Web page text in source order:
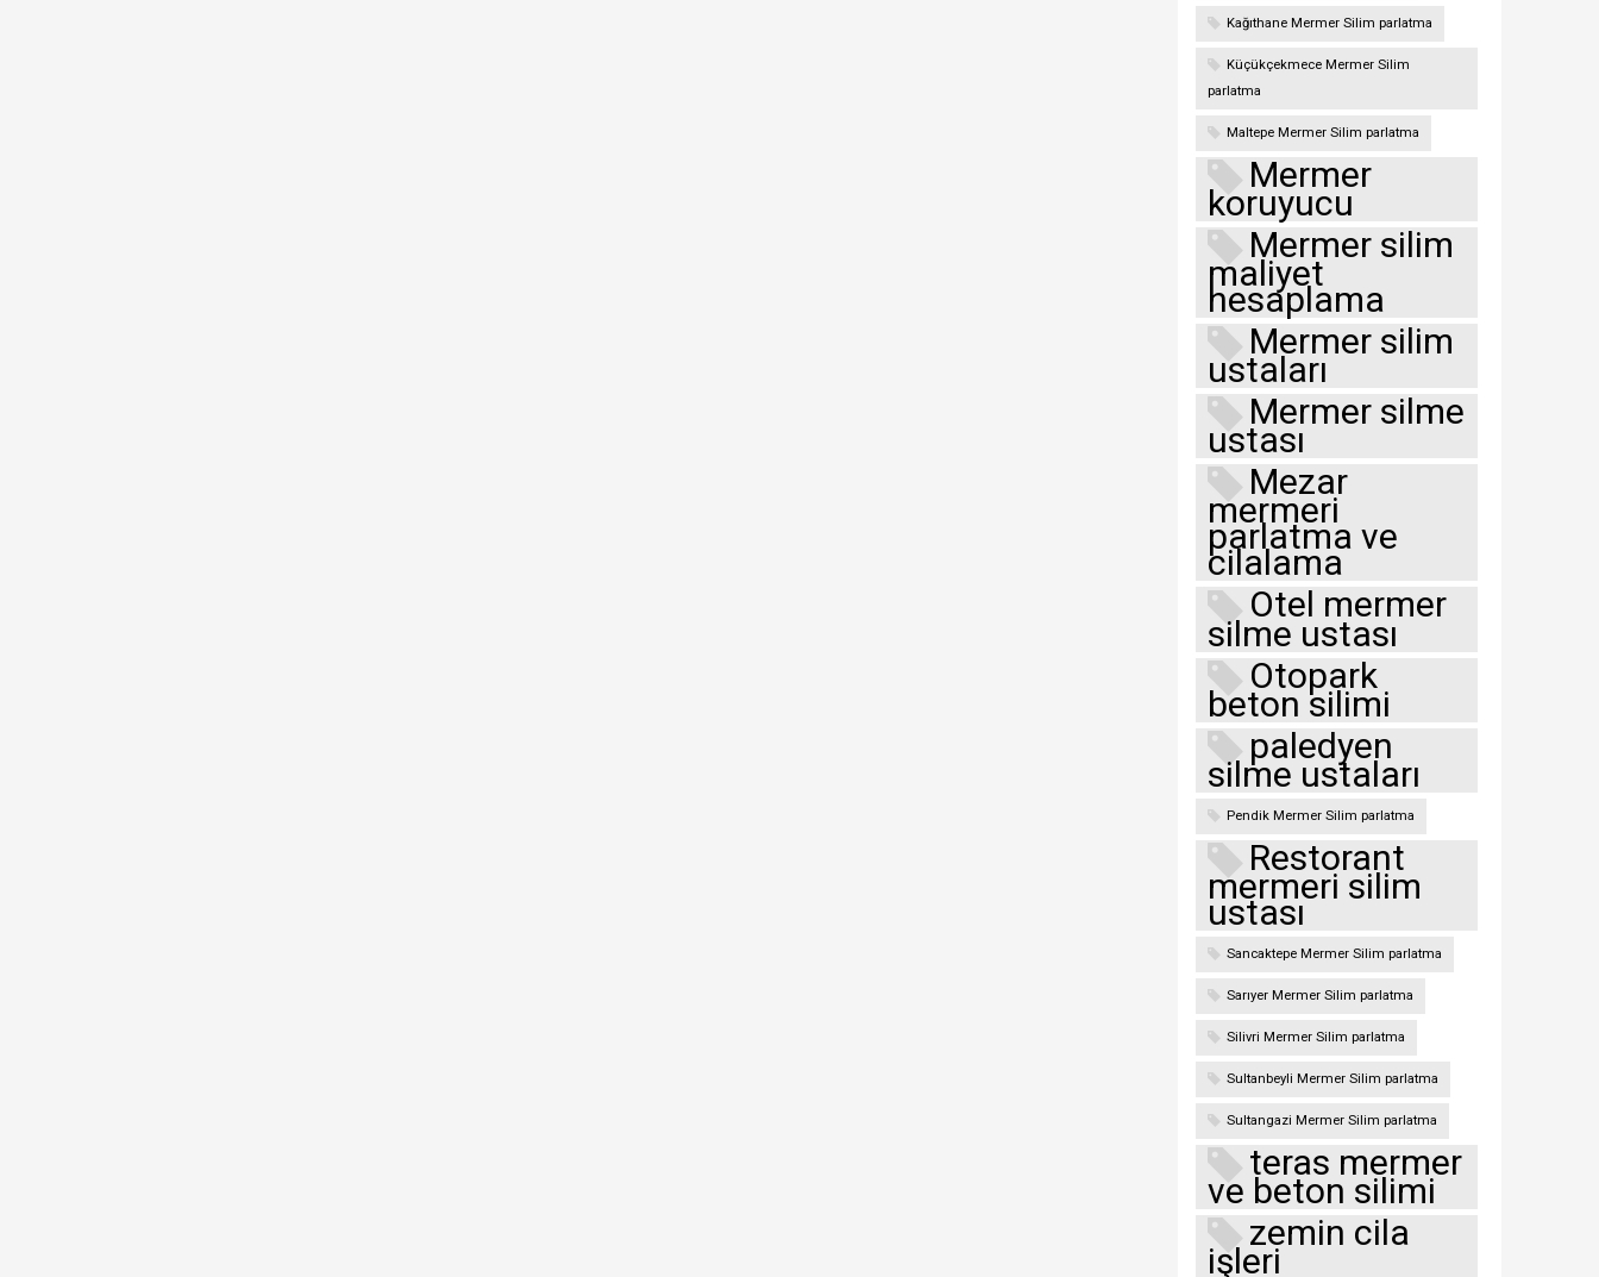
Kağıthane Mermer Silim parlatma
Küçükçekmece Mermer Silim
parlatma
Maltepe Mermer Silim parlatma
Mermer
koruyucu
Mermer silim
maliyet
hesaplama
Mermer silim
ustaları
Mermer silme
ustası
Mezar
mermeri
parlatma ve
cilalama
Otel mermer
silme ustası
Otopark
beton silimi
paledyen
silme ustaları
Pendik Mermer Silim parlatma
Restorant
mermeri silim
ustası
Sancaktepe Mermer Silim parlatma
Sarıyer Mermer Silim parlatma
Silivri Mermer Silim parlatma
Sultanbeyli Mermer Silim parlatma
Sultangazi Mermer Silim parlatma
teras mermer
ve beton silimi
zemin cila
işleri